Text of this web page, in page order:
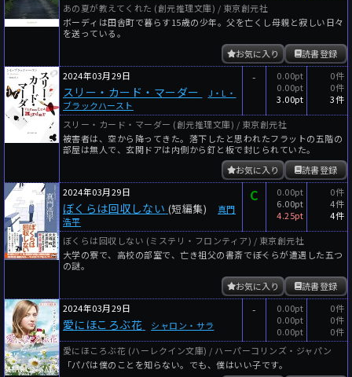
あの夏が教えてくれた (創元推理文庫) / 東京創元社
ボーディは田舎町で暮らす15歳の少年。父を亡くし母親と寂しい日々
を送っている。
読書登録
お気に入り
2024年03月29日
スリー・カード・マーダー
J・L・
ブラックハースト
-
0.00pt
0.00pt
3.00pt
0件
0件
3件
スリー・カード・マーダー (創元推理文庫) / 東京創元社
被害者は、空から降ってきた。落下したと思われたフラットの五階の
部屋は無人で、玄関ドアは内側から釘と板で封じられていた。
読書登録
お気に入り
2024年03月29日
ぼくらは回収しない (短編集)
真門
浩平
C
0.00pt
6.00pt
4.25pt
0件
4件
4件
ぼくらは回収しない (ミステリ・フロンティア) / 東京創元社
大学の寮で、高校の部室で、亡き祖父の書斎で――ぼくらが遭遇した五つ
の謎。
読書登録
お気に入り
2024年03月29日
愛にほころぶ花 シャロン・サラ
-
0.00pt
0.00pt
0.00pt
0件
0件
0件
愛にほころぶ花 (ハーレクイン文庫) / ハーパーコリンズ・ジャパン
「パパは僕のことを知らない。でも、僕はいい子です。